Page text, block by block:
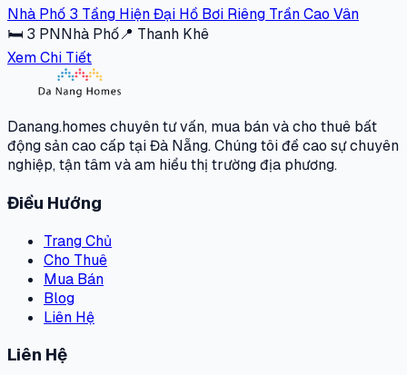
Nhà Phố 3 Tầng Hiện Đại Hồ Bơi Riêng Trần Cao Vân
🛏 3 PNNhà Phố📍 Thanh Khê
Xem Chi Tiết
Danang.homes chuyên tư vấn, mua bán và cho thuê bất
động sản cao cấp tại Đà Nẵng. Chúng tôi đề cao sự chuyên
nghiệp, tận tâm và am hiểu thị trường địa phương.
Điều Hướng
Trang Chủ
Cho Thuê
Mua Bán
Blog
Liên Hệ
Liên Hệ